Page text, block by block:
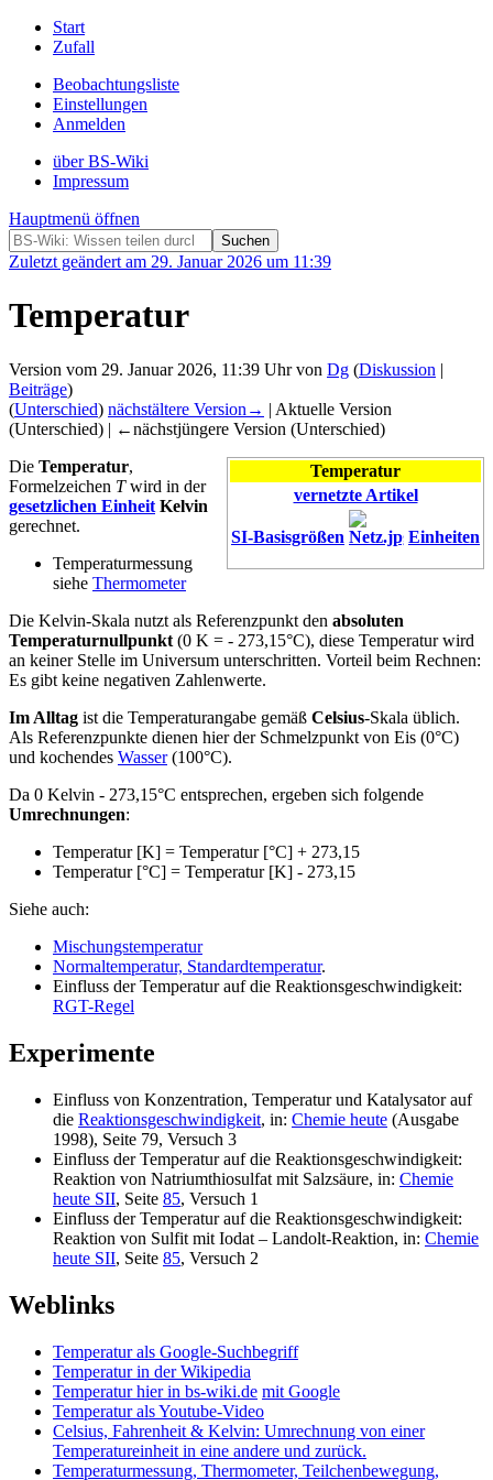
Start
Zufall
Beobachtungsliste
Einstellungen
Anmelden
über BS-Wiki
Impressum
Hauptmenü öffnen
Zuletzt geändert am 29. Januar 2026 um 11:39
Temperatur
Version vom 29. Januar 2026, 11:39 Uhr von Dg (Diskussion |
Beiträge)
(Unterschied) nächstältere Version→ | Aktuelle Version
(Unterschied) | ←nächstjüngere Version (Unterschied)
Temperatur
vernetzte Artikel
SI-Basisgrößen Einheiten
Die Temperatur,
Formelzeichen Twird in der
gesetzlichen Einheit Kelvin
gerechnet.
Temperaturmessung
siehe Thermometer
Die Kelvin-Skala nutzt als Referenzpunkt den absoluten
Temperaturnullpunkt (0 K = - 273,15°C), diese Temperatur wird
an keiner Stelle im Universum unterschritten. Vorteil beim Rechnen:
Es gibt keine negativen Zahlenwerte.
Im Alltag ist die Temperaturangabe gemäß Celsius-Skala üblich.
Als Referenzpunkte dienen hier der Schmelzpunkt von Eis (0°C)
und kochendes Wasser(100°C).
Da 0 Kelvin - 273,15°C entsprechen, ergeben sich folgende
Umrechnungen:
Temperatur [K] = Temperatur [°C] + 273,15
Temperatur [°C] = Temperatur [K] - 273,15
Siehe auch:
Mischungstemperatur
Normaltemperatur, Standardtemperatur.
Einfluss der Temperatur auf die Reaktionsgeschwindigkeit:
RGT-Regel
Experimente
Einfluss von Konzentration, Temperatur und Katalysator auf
die Reaktionsgeschwindigkeit, in: Chemie heute (Ausgabe
1998), Seite 79, Versuch 3
Einfluss der Temperatur auf die Reaktionsgeschwindigkeit:
Reaktion von Natriumthiosulfat mit Salzsäure, in: Chemie
heute SII, Seite 85, Versuch 1
Einfluss der Temperatur auf die Reaktionsgeschwindigkeit:
Reaktion von Sulfit mit Iodat – Landolt-Reaktion, in: Chemie
heute SII, Seite 85, Versuch 2
Weblinks
Temperatur als Google-Suchbegriff
Temperatur in der Wikipedia
Temperatur hier in bs-wiki.de mit Google
Temperatur als Youtube-Video
Celsius, Fahrenheit & Kelvin: Umrechnung von einer
Temperatureinheit in eine andere und zurück.
Temperaturmessung, Thermometer, Teilchenbewegung,